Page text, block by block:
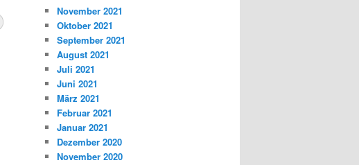
November 2021
Oktober 2021
September 2021
August 2021
Juli 2021
Juni 2021
März 2021
Februar 2021
Januar 2021
Dezember 2020
November 2020